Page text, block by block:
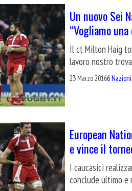
Un nuovo Sei
“Vogliamo
Il ct Milton Haig
lavoro nostro
23 Marzo 20166
European
e vince il
I caucasici
conclude ultimo e